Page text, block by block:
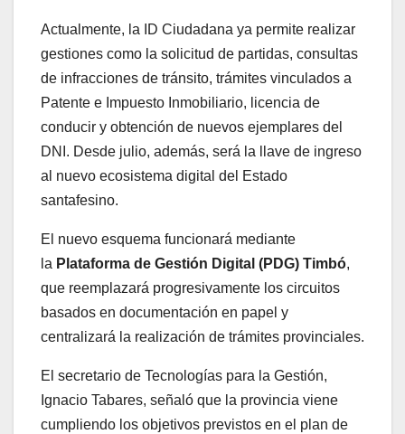
Actualmente, la ID Ciudadana ya permite realizar
gestiones como la solicitud de partidas, consultas
de infracciones de tránsito, trámites vinculados a
Patente e Impuesto Inmobiliario, licencia de
conducir y obtención de nuevos ejemplares del
DNI. Desde julio, además, será la llave de ingreso
al nuevo ecosistema digital del Estado
santafesino.
El nuevo esquema funcionará mediante
la Plataforma de Gestión Digital (PDG) Timbó,
que reemplazará progresivamente los circuitos
basados en documentación en papel y
centralizará la realización de trámites provinciales.
El secretario de Tecnologías para la Gestión,
Ignacio Tabares, señaló que la provincia viene
cumpliendo los objetivos previstos en el plan de